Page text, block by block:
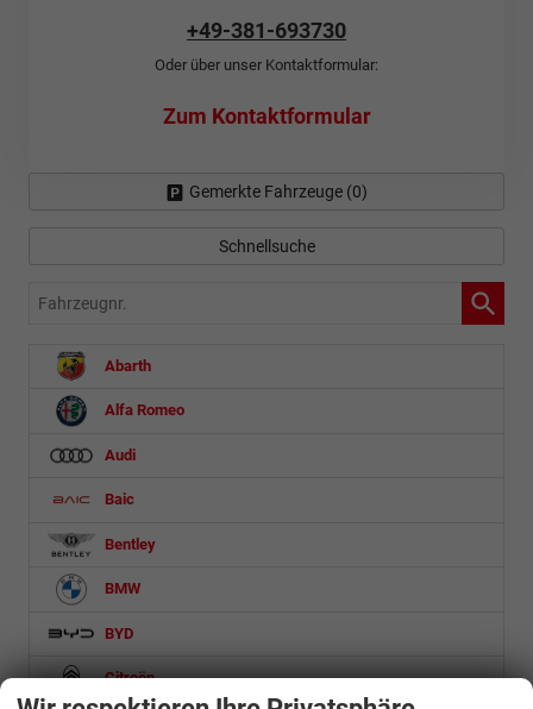
+49-381-693730
Oder über unser Kontaktformular:
Zum Kontaktformular
Gemerkte Fahrzeuge (0)
Schnellsuche
Fahrzeugnr.
Abarth
Alfa Romeo
Audi
Baic
Bentley
BMW
BYD
Citroën